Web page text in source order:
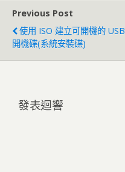
Previous Post
使用 ISO 建立可開機的 USB
開機碟(系統安裝碟)
發表迴響